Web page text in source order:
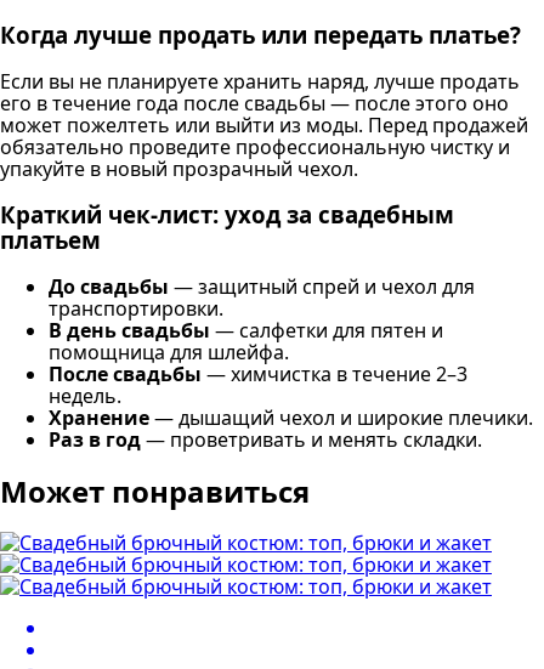
Когда лучше продать или передать платье?
Если вы не планируете хранить наряд, лучше продать
его в течение года после свадьбы — после этого оно
может пожелтеть или выйти из моды. Перед продажей
обязательно проведите профессиональную чистку и
упакуйте в новый прозрачный чехол.
Краткий чек-лист: уход за свадебным
платьем
До свадьбы — защитный спрей и чехол для
транспортировки.
В день свадьбы — салфетки для пятен и
помощница для шлейфа.
После свадьбы — химчистка в течение 2–3
недель.
Хранение— дышащий чехол и широкие плечики.
Раз в год— проветривать и менять складки.
Может понравиться